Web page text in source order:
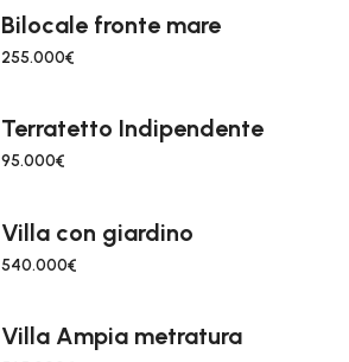
Bilocale fronte mare
255.000€
Terratetto Indipendente
95.000€
Villa con giardino
540.000€
Villa Ampia metratura